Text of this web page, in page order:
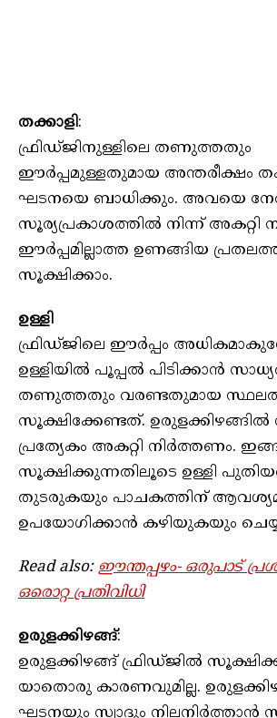
തക്കാളി:
ഫ്രിഡ്ജിനുള്ളിലെ തണുത്തതും
ഈർപ്പമുള്ളതുമായ അന്തരീക്ഷം
ഘടനയെ ബാധിക്കും. അവയെ
സൂര്യപ്രകാശത്തിൽ നിന്ന് അകറ്റി
ഈർപ്പമില്ലാത്ത ഉണങ്ങിയ
സൂക്ഷിക്കാം.
ഉള്ളി
ഫ്രിഡ്ജിലെ ഈർപ്പം
ഉള്ളിയിൽ പൂപ്പൽ പിടിക്കാൻ
തണുത്തതും വരണ്ടതുമായ
സൂക്ഷിക്കേണ്ടത്.
പ്രത്യേകം അകറ്റി നിർത്തണം.
സൂക്ഷിക്കുന്നതിലൂടെ ഉള്ളി
തുടരുകയും പാചകത്തിന്
ഉപയോഗിക്കാൻ കഴിയുകയും
Read also:ഈന്തപ്പഴം- ഒരുപാട്
ഒരൊറ്റ പ്രതിവിധി
ഉരുളക്കിഴങ്ങ്:
ഉരുളക്കിഴങ്ങ് ഫ്രിഡ്ജിൽ
യാതൊരു കാരണവുമില്ല.
ഘടനയും സ്വാദും നിലനിർത്താൻ